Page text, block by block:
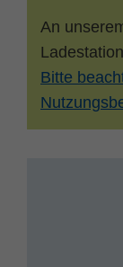
An
Bitte